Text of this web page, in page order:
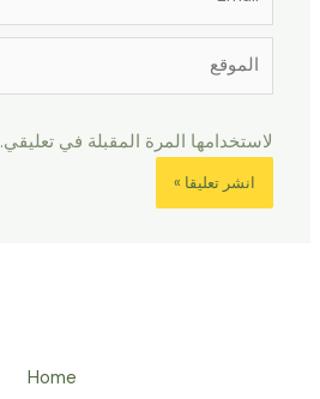
لاستخدامها المرة المقبلة في تعليقي.
Home